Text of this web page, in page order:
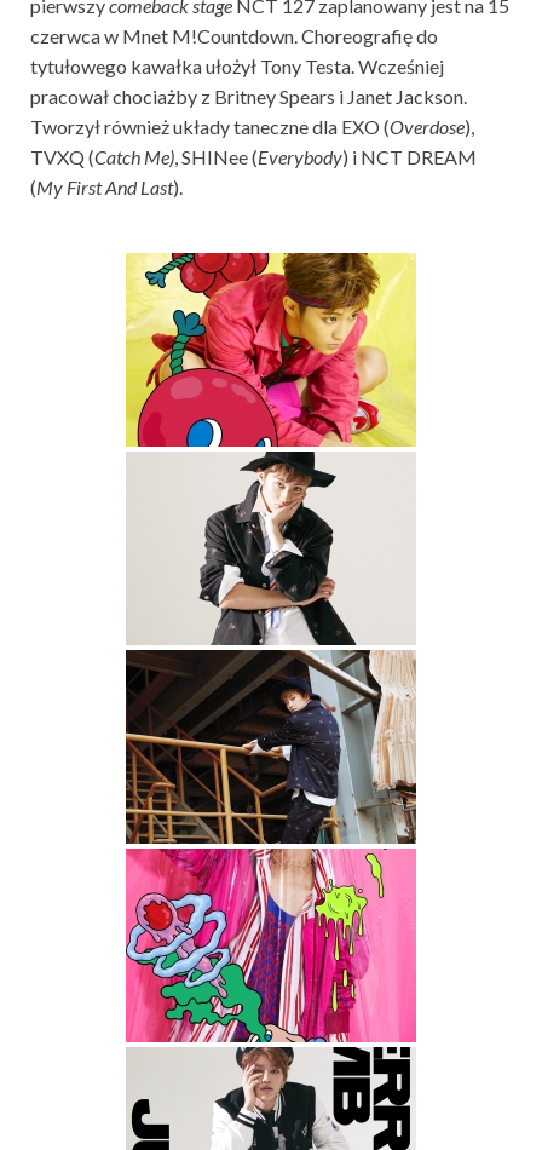
pierwszycomeback stage NCT 127 zaplanowany jest na 15
czerwca w Mnet M!Countdown. Choreografię do
tytułowego kawałka ułożył Tony Testa. Wcześniej
pracował chociażby z Britney Spears i Janet Jackson.
Tworzył również układy taneczne dla EXO (Overdose),
TVXQ (Catch Me), SHINee (Everybody) i NCT DREAM
(My First And Last).